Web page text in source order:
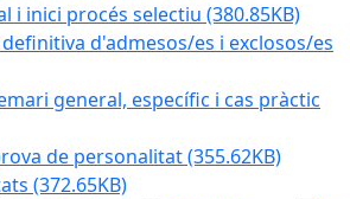
i inici procés selectiu (380.85KB)
d'admesos/es i exclosos/es
general, específic i cas pràctic
de personalitat(355.62KB)
(372.65KB)